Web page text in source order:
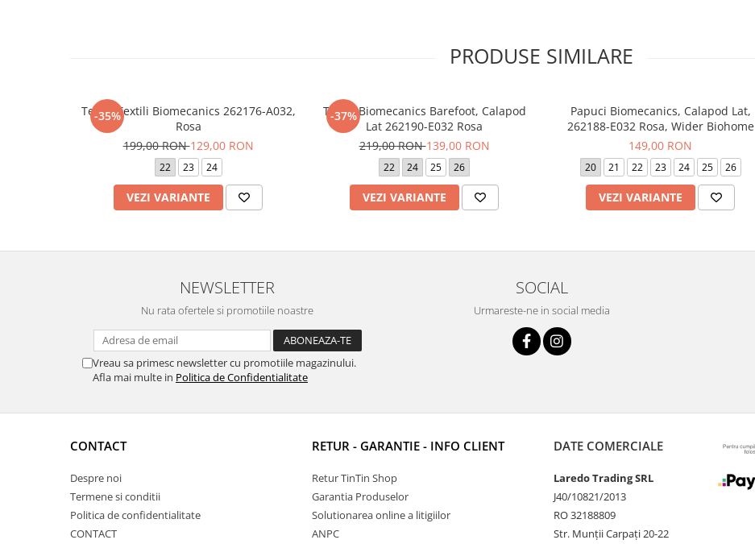
PRODUSE SIMILARE
-35%
Tenisi Textili Biomecanics 262176-A032,
Rosa
199,00 RON129,00 RON
22 23 24
VEZI VARIANTE
-37%
Tenisi Biomecanics Barefoot, Calapod
Lat 262190-E032 Rosa
219,00 RON139,00 RON
22 24 25 26
VEZI VARIANTE
Papuci Biomecanics, Calapod Lat,
262188-E032 Rosa, Wider Biohome
149,00 RON
20 21 22 23 24 25 26
VEZI VARIANTE
NEWSLETTER
Nu rata ofertele si promotiile noastre
Vreau sa primesc newsletter cu promotiile magazinului.
Afla mai multe in Politica de Confidentialitate
SOCIAL
Urmareste-ne in social media
CONTACT
Despre noi
Termene si conditii
Politica de confidentialitate
CONTACT
RETUR - GARANTIE - INFO CLIENT
Retur TinTin Shop
Garantia Produselor
Solutionarea online a litigiilor
ANPC
DATE COMERCIALE
Laredo Trading SRL
J40/10821/2013
RO 32188809
Str. Munții Carpați 20-22